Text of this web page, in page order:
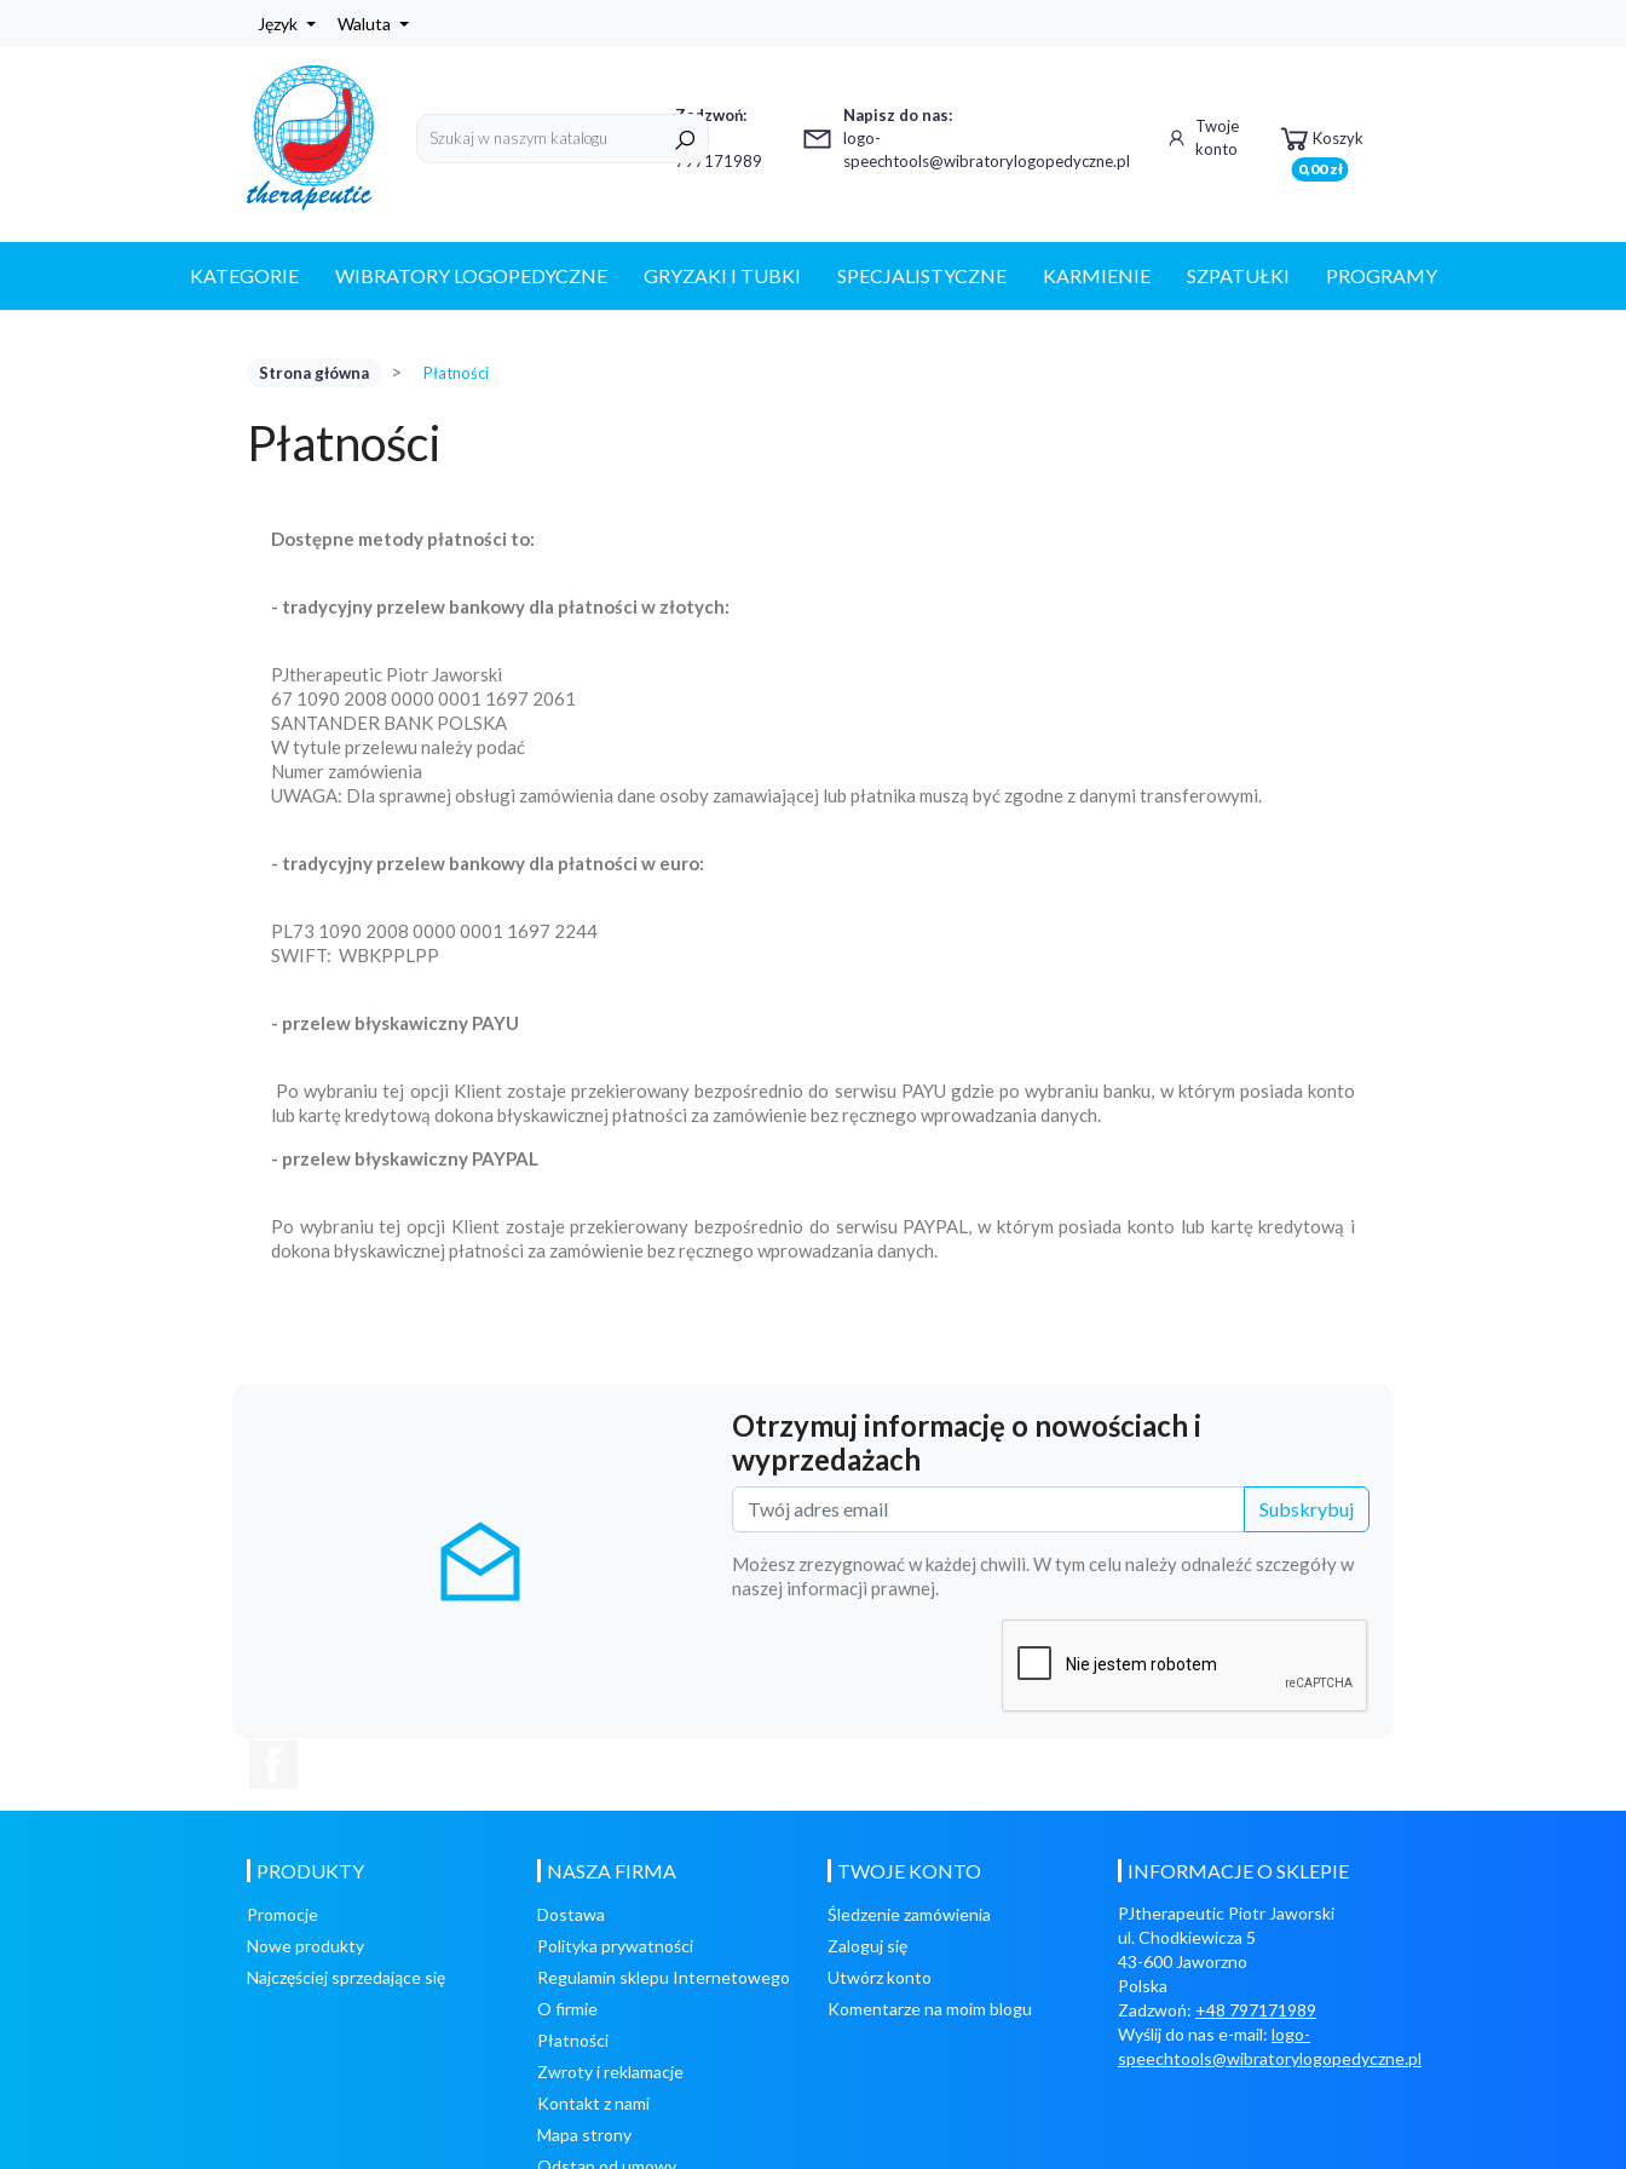
Język Waluta
Zadzwoń:
+48
797171989
Napisz do nas:
logo-
speechtools@wibratorylogopedyczne.pl
Twoje
konto
Koszyk
0,00 zł
KATEGORIE WIBRATORY LOGOPEDYCZNE GRYZAKI I TUBKI SPECJALISTYCZNE KARMIENIE SZPATUŁKI PROGRAMY
Strona główna Płatności
Płatności
Dostępne metody płatności to:
- tradycyjny przelew bankowy dla płatności w złotych:
PJtherapeutic Piotr Jaworski
67 1090 2008 0000 0001 1697 2061
SANTANDER BANK POLSKA
W tytule przelewu należy podać
Numer zamówienia
UWAGA: Dla sprawnej obsługi zamówienia dane osoby zamawiającej lub płatnika muszą być zgodne z danymi transferowymi.
- tradycyjny przelew bankowy dla płatności w euro:
PL73 1090 2008 0000 0001 1697 2244
SWIFT: WBKPPLPP
- przelew błyskawiczny PAYU
Po wybraniu tej opcji Klient zostaje przekierowany bezpośrednio do serwisu PAYU gdzie po wybraniu banku, w którym posiada konto
lub kartę kredytową dokona błyskawicznej płatności za zamówienie bez ręcznego wprowadzania danych.
- przelew błyskawiczny PAYPAL
Po wybraniu tej opcji Klient zostaje przekierowany bezpośrednio do serwisu PAYPAL, w którym posiada konto lub kartę kredytową i
dokona błyskawicznej płatności za zamówienie bez ręcznego wprowadzania danych.
Otrzymuj informację o nowościach i
wyprzedażach
Subskrybuj
Możesz zrezygnować w każdej chwili. W tym celu należy odnaleźć szczegóły w
naszej informacji prawnej.
PRODUKTY
Promocje
Nowe produkty
Najczęściej sprzedające się
NASZA FIRMA
Dostawa
Polityka prywatności
Regulamin sklepu Internetowego
O firmie
Płatności
Zwroty i reklamacje
Kontakt z nami
Mapa strony
TWOJE KONTO
Śledzenie zamówienia
Zaloguj się
Utwórz konto
Komentarze na moim blogu
INFORMACJE O SKLEPIE
PJtherapeutic Piotr Jaworski
ul. Chodkiewicza 5
43-600 Jaworzno
Polska
Zadzwoń: +48 797171989
Wyślij do nas e-mail: logo-
speechtools@wibratorylogopedyczne.pl